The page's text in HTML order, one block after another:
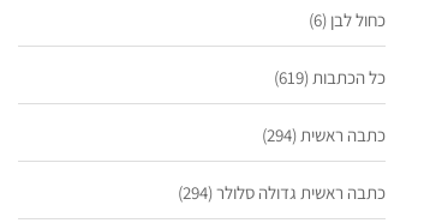
כחול לבן (6)
כל הכתבות(619)
כתבה ראשית(294)
כתבה ראשית גדולה סלולר(294)